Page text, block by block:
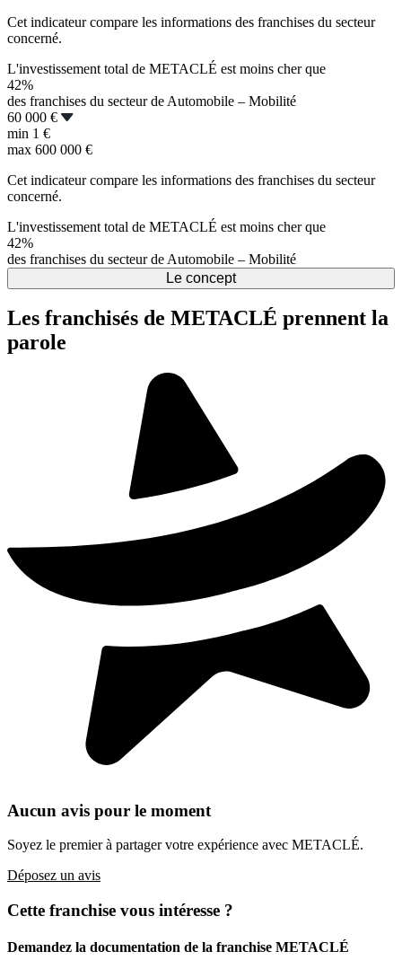
Cet indicateur compare les informations des franchises du secteur
concerné.
L'investissement total de METACLÉ est moins cher que
42%
des franchises du secteur de Automobile – Mobilité
60 000 €
min 1 €
max 600 000 €
Cet indicateur compare les informations des franchises du secteur
concerné.
L'investissement total de METACLÉ est moins cher que
42%
des franchises du secteur de Automobile – Mobilité
Le concept
Les franchisés de METACLÉ prennent la
parole
Aucun avis pour le moment
Soyez le premier à partager votre expérience avec METACLÉ.
Déposez un avis
Cette franchise vous intéresse ?
Demandez la documentation de la franchise METACLÉ